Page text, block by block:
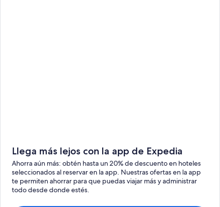
Llega más lejos con la app de Expedia
Ahorra aún más: obtén hasta un 20% de descuento en hoteles
seleccionados al reservar en la app. Nuestras ofertas en la app
te permiten ahorrar para que puedas viajar más y administrar
todo desde donde estés.